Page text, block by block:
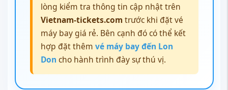
lòng kiểm tra thông tin cập nhật trên
Vietnam-tickets.com trước khi đặt vé
máy bay giá rẻ. Bên cạnh đó có thể kết
hợp đặt thêm vé máy bay đến Lon
Don cho hành trình đày sự thú vị.